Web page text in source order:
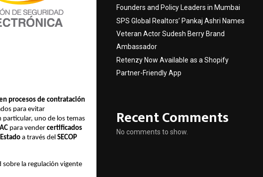
procesos de contratación
para evitar
particular, uno de los temas
para vender certificados
a través del SECOP
la regulación vigente
Founders and Policy Leaders in Mumbai
SPS Global Realtors’ Pankaj Ashri Names
Veteran Actor Sudesh Berry Brand
Ambassador
Retenzy Now Available as a Shopify
Partner-Friendly App
Recent Comments
No comments to show.